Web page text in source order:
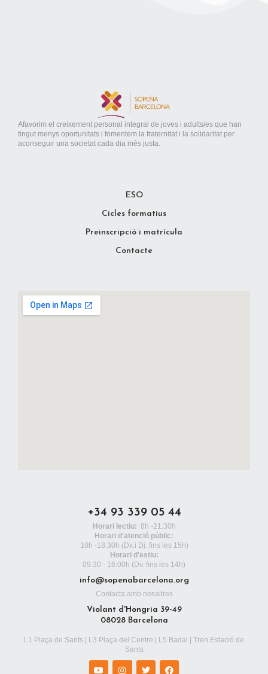
Afavorim el creixement personal integral de joves i adults/es que han
tingut menys oportunitats i fomentem la fraternitat i la solidaritat per
aconseguir una societat cada dia més justa.
ESO
Cicles formatius
Preinscripció i matrícula
Contacte
+34 93 339 05 44
Horari lectiu: 8h -21:30h
Horari d'atenció públic:
10h -18:30h (Dx.i Dj. fins les 15h)
Horari d'estiu:
09:30 - 16:00h (Dv. fins les 14h)
info@sopenabarcelona.org
Contacta amb nosaltres
Violant d'Hongria 39-49
08028 Barcelona
L1 Plaça de Sants | L3 Plaça del Centre | L5 Badal | Tren Estació de
Sants